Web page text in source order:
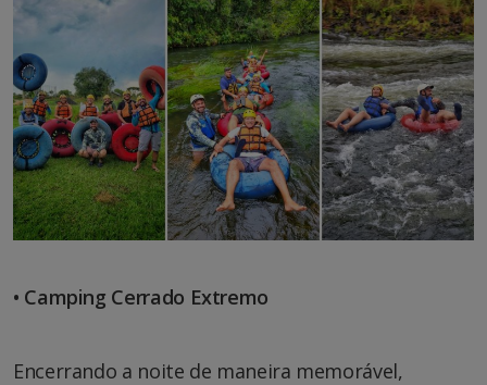
• Camping Cerrado Extremo
Encerrando a noite de maneira memorável,